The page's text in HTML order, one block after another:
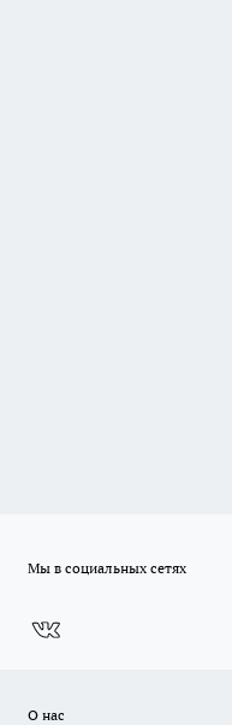
Мы в социальных сетях
О нас